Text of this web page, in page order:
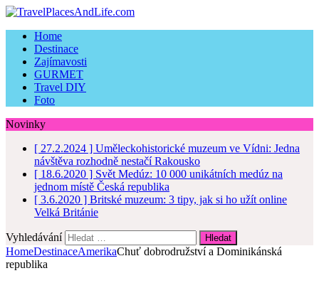
Home
Destinace
Zajímavosti
GURMET
Travel DIY
Foto
Novinky
[ 27.2.2024 ] Uměleckohistorické muzeum ve Vídni: Jedna
návštěva rozhodně nestačíRakousko
[ 18.6.2020 ] Svět Medúz: 10 000 unikátních medúz na
jednom místě Česká republika
[ 3.6.2020 ] Britské muzeum: 3 tipy, jak si ho užít online
Velká Británie
Vyhledávání
HomeDestinaceAmerikaChuť dobrodružství a Dominikánská
republika